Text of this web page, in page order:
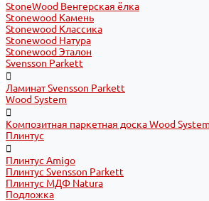
StoneWood Венгерская ёлка
Stonewood Камень
Stonewood Классика
Stonewood Натура
Stonewood Эталон
Svensson Parkett
Ламинат Svensson Parkett
Wood System
Композитная паркетная доска Wood System
Плинтус
Плинтус Amigo
Плинтус Svensson Parkett
Плинтус МДФ Natura
Подложка